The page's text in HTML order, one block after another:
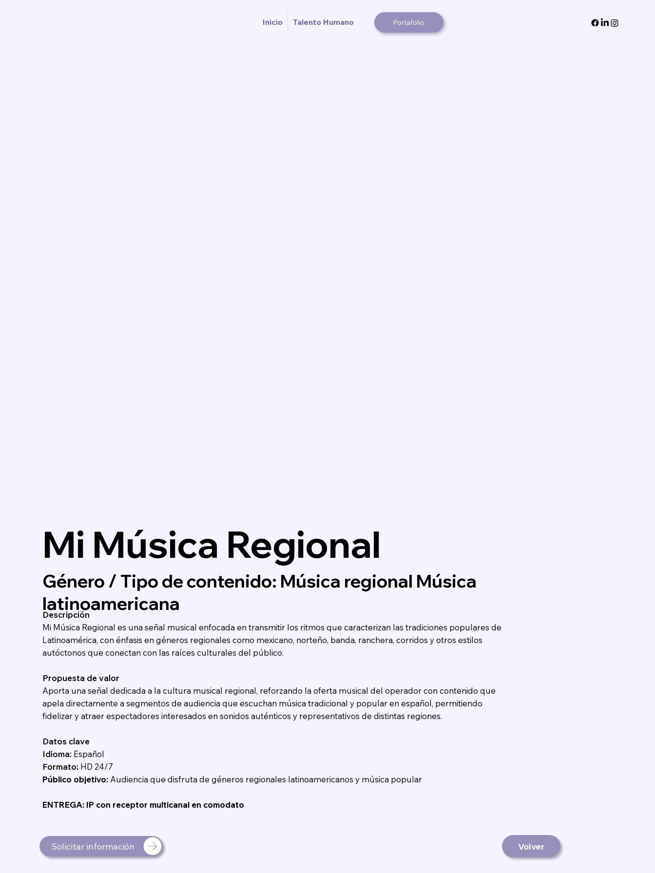
Inicio Talento Humano Portafolio
Mi Música Regional
Género / Tipo de contenido: Música regional Música
latinoamericana
Descripción
Mi Música Regional es una señal musical enfocada en transmitir los ritmos que caracterizan las tradiciones populares de
Latinoamérica, con énfasis en géneros regionales como mexicano, norteño, banda, ranchera, corridos y otros estilos
autóctonos que conectan con las raíces culturales del público.
Propuesta de valor
Aporta una señal dedicada a la cultura musical regional, reforzando la oferta musical del operador con contenido que
apela directamente a segmentos de audiencia que escuchan música tradicional y popular en español, permitiendo
fidelizar y atraer espectadores interesados en sonidos auténticos y representativos de distintas regiones.
Datos clave
Idioma: Español
Formato: HD 24/7
Público objetivo:Audiencia que disfruta de géneros regionales latinoamericanos y música popular
ENTREGA: IP con receptor multicanal en comodato
Solicitar información Volver